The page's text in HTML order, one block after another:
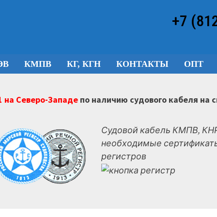
+7
КМПВ КГ, КГН КОНТАКТЫ ОПТ
Северо-Западепо наличию судового кабеля на
Судовой кабель КМПВ,
необходимые
регистров